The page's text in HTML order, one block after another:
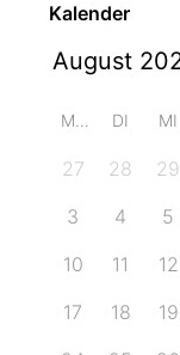
Kalender
MO DI MI
27 28 29
3
4 5
10
11 12
17
18 19